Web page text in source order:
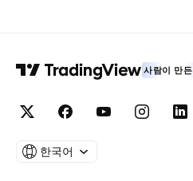
사람이 만든
한국어